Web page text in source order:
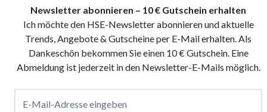
Newsletter abonnieren – 10 € Gutschein erhalten
Ich möchte den HSE-Newsletter abonnieren und aktuelle
Trends, Angebote & Gutscheine per E-Mail erhalten. Als
Dankeschön bekommen Sie einen 10 € Gutschein. Eine
Abmeldung ist jederzeit in den Newsletter-E-Mails möglich.
E-Mail-Adresse eingeben